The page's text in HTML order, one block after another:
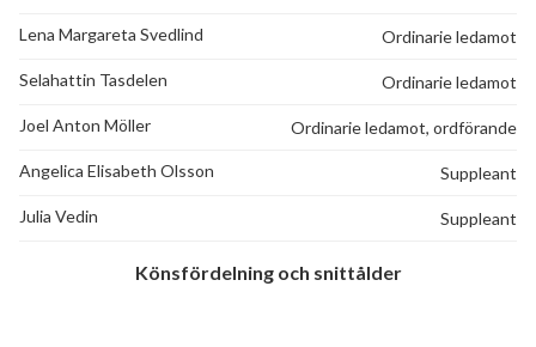
Lena Margareta Svedlind Ordinarie ledamot
Selahattin Tasdelen Ordinarie ledamot
Joel Anton Möller Ordinarie ledamot, ordförande
Angelica Elisabeth Olsson Suppleant
Julia Vedin Suppleant
Könsfördelning och snittålder